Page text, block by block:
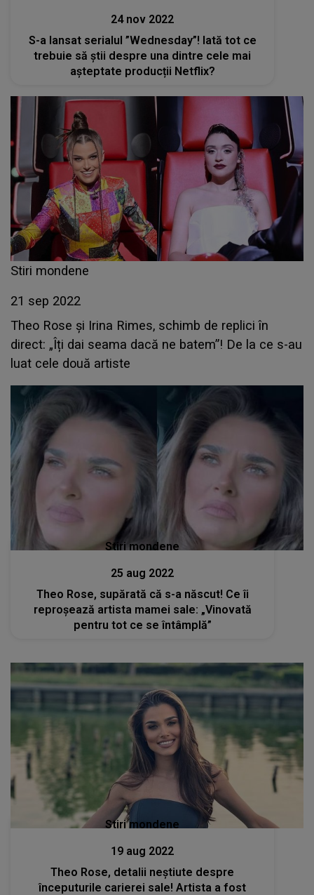
24 nov 2022
S-a lansat serialul ”Wednesday”! Iată tot ce
trebuie să știi despre una dintre cele mai
așteptate producții Netflix?
Stiri mondene
21 sep 2022
Theo Rose și Irina Rimes, schimb de replici în
direct: „Îți dai seama dacă ne batem”! De la ce s-au
luat cele două artiste
Stiri mondene
25 aug 2022
Theo Rose, supărată că s-a născut! Ce îi
reproșează artista mamei sale: „Vinovată
pentru tot ce se întâmplă”
Stiri mondene
19 aug 2022
Theo Rose, detalii neștiute despre
începuturile carierei sale! Artista a fost